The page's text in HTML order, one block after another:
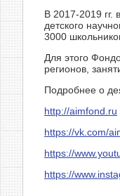
В 2017-2019
детского
3000
Для этого
регионов,
Подробнее о
http://aimfond.ru
https://vk.com/
https://
https://